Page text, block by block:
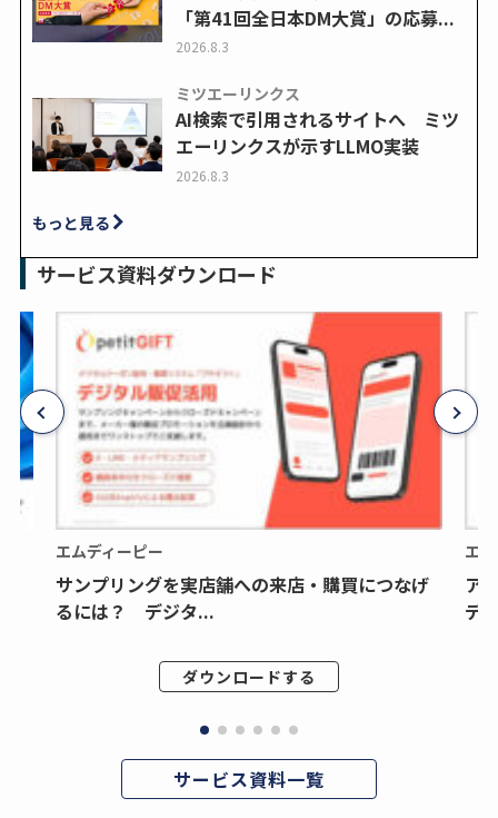
「第41回全日本DM大賞」の応募...
2026.8.3
ミツエーリンクス
AI検索で引用されるサイトへ ミツ
エーリンクスが示すLLMO実装
2026.8.3
もっと見る
サービス資料ダウンロード
エムディーピー
サンプリングを実店舗への来店・購買につなげ
るには？ デジタ...
ダウンロードする
エ
ア
デ
サービス資料一覧